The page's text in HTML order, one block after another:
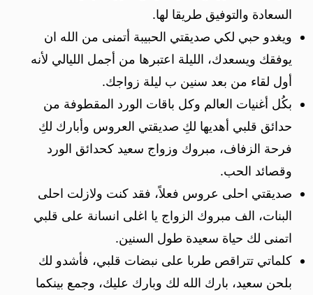
السعادة والتوفيق طريقا لها.
ويغدو حبي لكي صديقتي الحبيبة أتمنى من الله ان
يوفقك ويسعدك، الليلة اعتبرها من أجمل الليالي لأنه
أول لقاء من بعد سنين ب ليلة زواجك.
بكُل أغنيات العالم وكل باقات الورد المقطوفة من
حدائق قلبي أهديها لكِ صديقتي العروس وأبارك لكِ
فرحة الزفاف، مبروك وزواج سعيد كحدائق الورد
وقصائد الحب.
صديقتي احلى عروس فعلاً، فقد كنت ولازلت احلى
البنات، الف مبروك الزواج يا اغلى انسانة على قلبي
اتمنى لك حياة سعيدة طول السنين.
كلماتي تتراقص طربا على نبضات قلبي، فأشدو لك
بلحن سعيد، بارك الله لك وبارك عليك، وجمع بينكما